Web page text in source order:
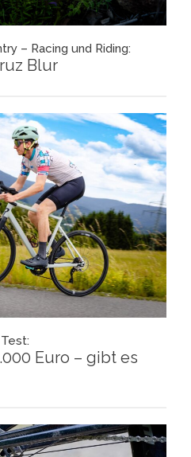
– Racing und Riding:
Blur
Euro – gibt es